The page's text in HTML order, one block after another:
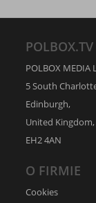
POLBOX.TV
POLBOX MEDIA
5 South
Edinburgh,
United Kingdom,
EH2 4AN
O FIRMIE
Cookies